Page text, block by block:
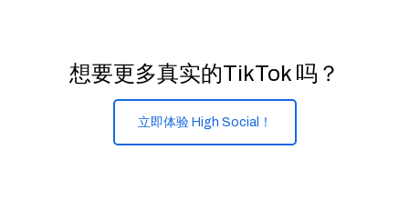
想要更多真实的TikTok 吗？
立即体验 High Social！